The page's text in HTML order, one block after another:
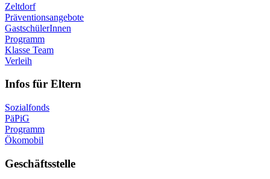
Zeltdorf
Präventionsangebote
GastschülerInnen
Programm
Klasse Team
Verleih
Infos für Eltern
Sozialfonds
PäPiG
Programm
Ökomobil
Geschäftsstelle